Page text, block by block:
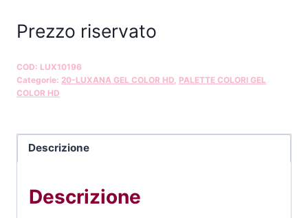
Prezzo riservato
COD: LUX10196
Categorie: 20-LUXANA GEL COLOR HD PALETTE COLORI GEL
COLOR HD
Descrizione
Descrizione